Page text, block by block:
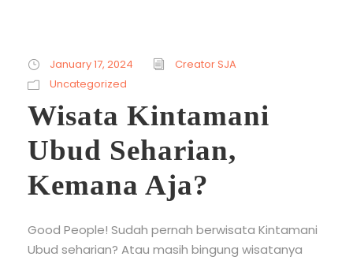
January 17, 2024
Creator SJA
Uncategorized
Wisata Kintamani
Ubud Seharian,
Kemana Aja?
Good People! Sudah pernah berwisata Kintamani
Ubud seharian? Atau masih bingung wisatanya